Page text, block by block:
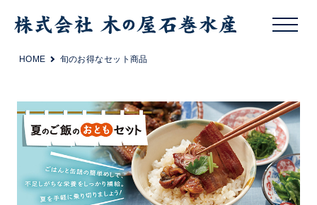
HOME 旬のお得なセット商品